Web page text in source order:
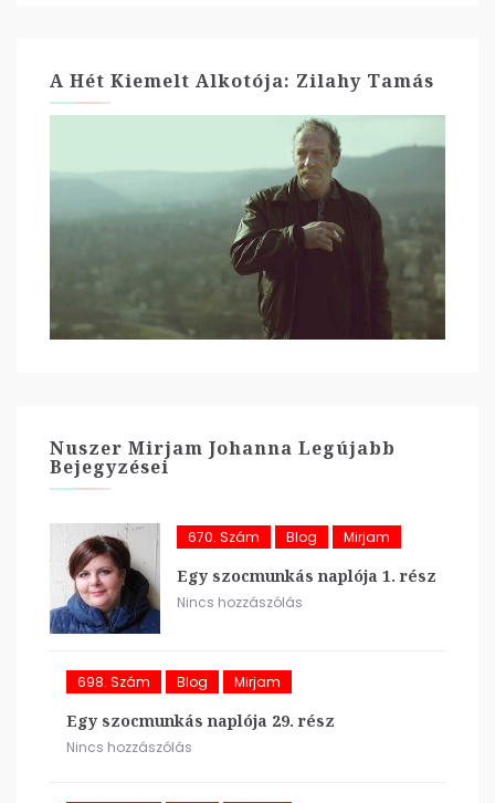
A Hét Kiemelt Alkotója: Zilahy Tamás
Nuszer Mirjam Johanna Legújabb
Bejegyzései
670. Szám Blog Mirjam
Egy szocmunkás naplója 1. rész
Nincs hozzászólás
698. Szám Blog Mirjam
Egy szocmunkás naplója 29. rész
Nincs hozzászólás